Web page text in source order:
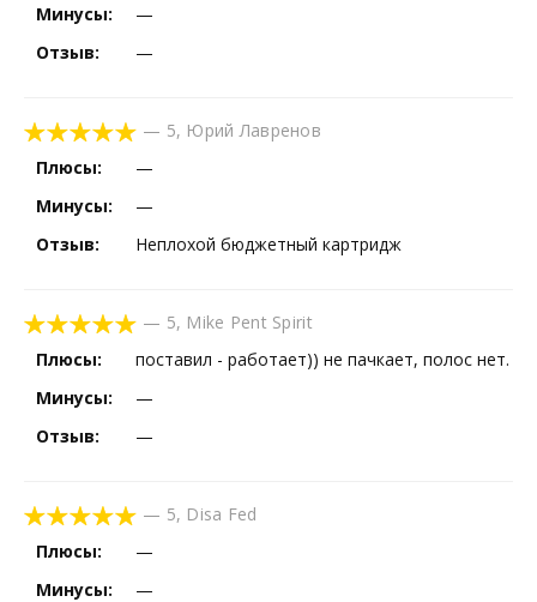
Минусы:
—
Отзыв:
—
— 5, Юрий Лавренов
Плюсы:
—
Минусы:
—
Отзыв:
Неплохой бюджетный картридж
— 5, Mike Pent Spirit
Плюсы:
поставил - работает)) не пачкает, полос нет.
Минусы:
—
Отзыв:
—
— 5, Disa Fed
Плюсы:
—
Минусы:
—